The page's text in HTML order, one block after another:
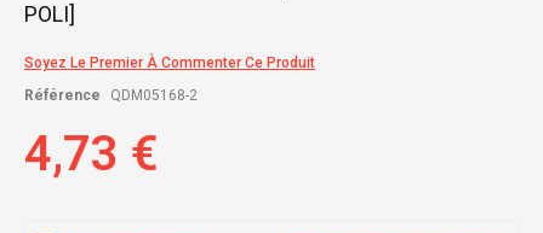
the
of
images
POLI]
Soyez Le Premier À Commenter Ce Produit
Référence
QDM05168-2
4,73 €